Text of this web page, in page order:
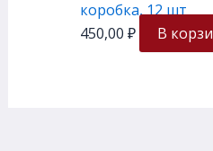
коробка, 12 шт
450,00 ₽ В